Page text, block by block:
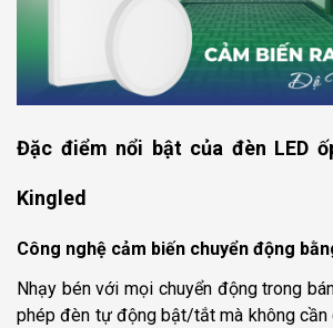
Đặc điểm nổi bật của đèn LED
Kingled
Công nghệ cảm biến chuyển động
Nhạy bén với mọi chuyển động trong
phép đèn tự động bật/tắt mà không cần